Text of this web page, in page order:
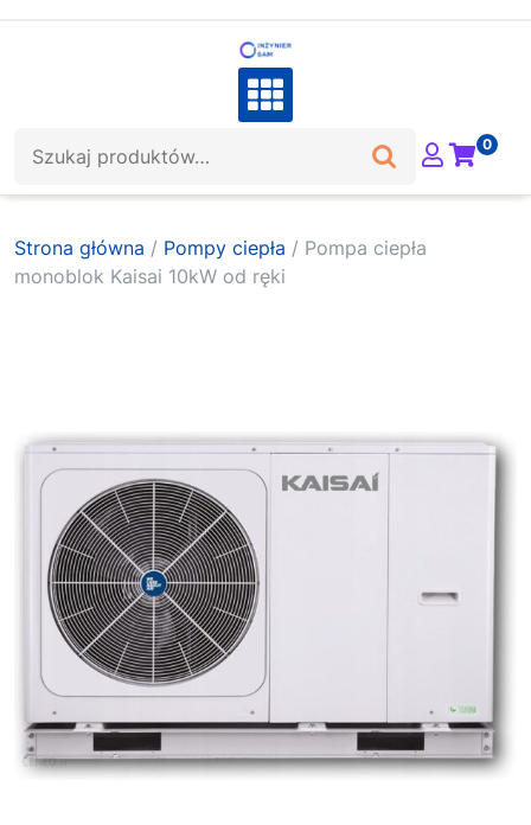
0
Strona główna / Pompy ciepła / Pompa ciepła
monoblok Kaisai 10kW od ręki